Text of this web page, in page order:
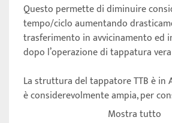
Questo permette di diminuire
tempo/ciclo aumentando
trasferimento in avvicinamento ed
dopo l’operazione di tappatura
La struttura del tappatore TTB è in
è considerevolmente ampia, per
comodo accesso in fase di Mostra tutto